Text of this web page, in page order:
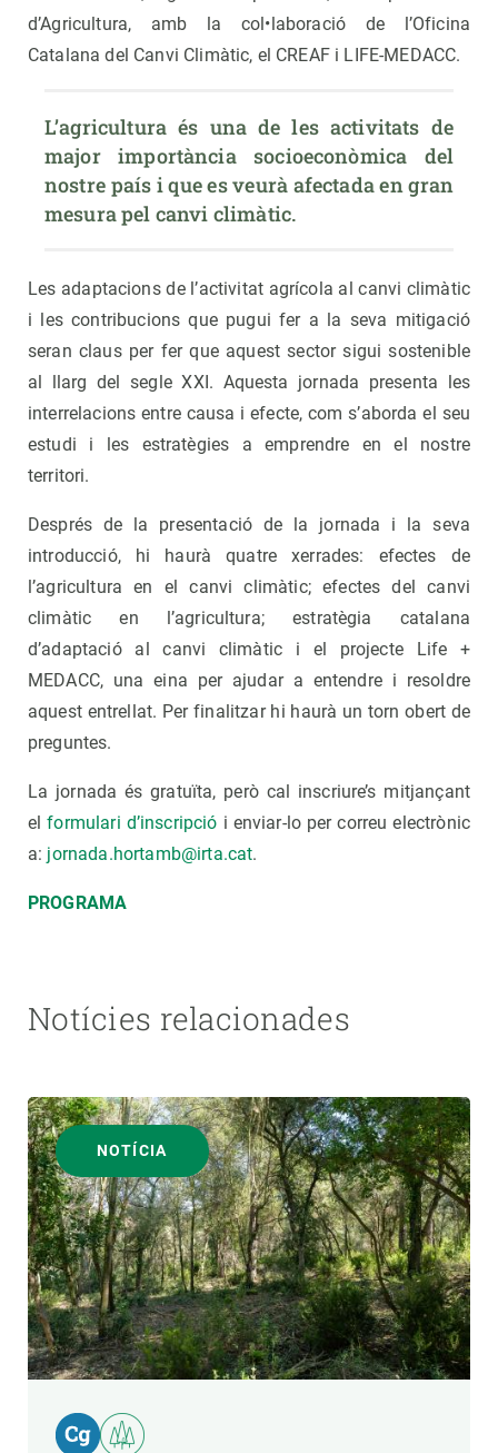
d’Agricultura, amb la col•laboració de l’Oficina
Catalana del Canvi Climàtic, el CREAF i LIFE-MEDACC.
L’agricultura és una de les activitats de
major importància socioeconòmica del
nostre país i que es veurà afectada en gran
mesura pel canvi climàtic.
Les adaptacions de l’activitat agrícola al canvi climàtic
i les contribucions que pugui fer a la seva mitigació
seran claus per fer que aquest sector sigui sostenible
al llarg del segle XXI. Aquesta jornada presenta les
interrelacions entre causa i efecte, com s’aborda el seu
estudi i les estratègies a emprendre en el nostre
territori.
Després de la presentació de la jornada i la seva
introducció, hi haurà quatre xerrades: efectes de
l’agricultura en el canvi climàtic; efectes del canvi
climàtic en l’agricultura; estratègia catalana
d’adaptació al canvi climàtic i el projecte Life +
MEDACC, una eina per ajudar a entendre i resoldre
aquest entrellat. Per finalitzar hi haurà un torn obert de
preguntes.
La jornada és gratuïta, però cal inscriure’s mitjançant
elformulari d’inscripció i enviar-lo per correu electrònic
a: jornada.hortamb@irta.cat.
PROGRAMA
Notícies relacionades
NOTÍCIA